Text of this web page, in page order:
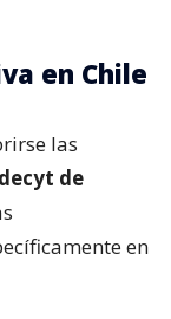
en Chile
las
de
en